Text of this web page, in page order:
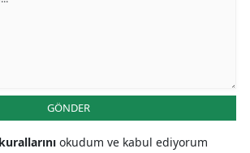
GÖNDER
okudum ve kabul ediyorum